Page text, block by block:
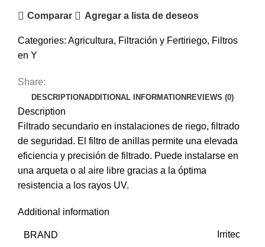
Comparar Agregar a lista de deseos
Categories: Agricultura, Filtración y Fertiriego, Filtros
en Y
Share:
DESCRIPTIONADDITIONAL INFORMATIONREVIEWS (0)
Description
Filtrado secundario en instalaciones de riego, filtrado
de seguridad. El filtro de anillas permite una elevada
eficiencia y precisión de filtrado. Puede instalarse en
una arqueta o al aire libre gracias a la óptima
resistencia a los rayos UV.
Additional information
BRAND Irritec